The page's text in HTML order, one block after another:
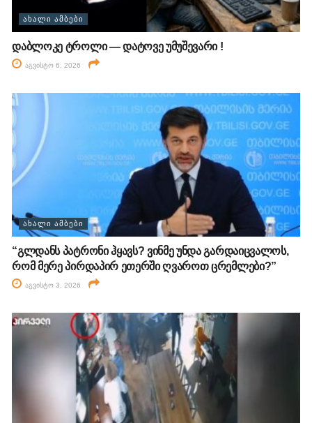
ᲐᲮᲐᲚᲘ ᲐᲛᲑᲔᲑᲘ
დაბლოკე ტროლი — დატოვე უმუშევარი !
აგვისტო 6, 2026
ᲐᲮᲐᲚᲘ ᲐᲛᲑᲔᲑᲘ
“გლდანს პატრონი ჰყავს? ვინმე უნდა გარდაიცვალოს,
რომ მერე პირდაპირ ეთერში ღვაროთ ცრემლები?”
აგვისტო 3, 2026